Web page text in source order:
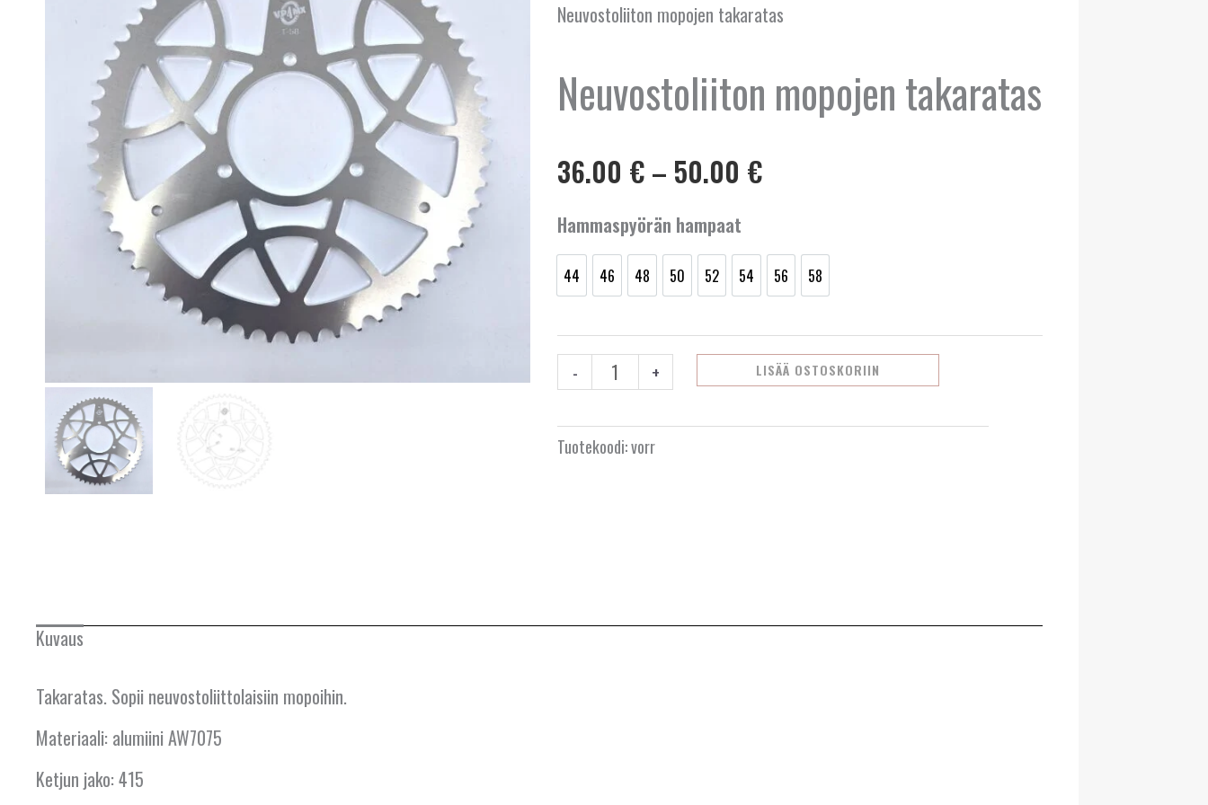
Neuvostoliiton mopojen takaratas
Neuvostoliiton mopojen takaratas
36.00 € – 50.00 €Hintaluokka:
36.00 €
Hammaspyörän hampaat
44
44
46
46
48
48
50
50
52
52
54
54
56
56
58
58
-
Neuvostoliiton
mopojen
takaratas
määrä
+ LISÄÄ OSTOSKORIIN
Tuotekoodi:vorr
Kuvaus
Takaratas. Sopii neuvostoliittolaisiin mopoihin.
Materiaali: alumiini AW7075
Ketjun jako: 415
ESPANJA
HOLLANTI
IRLANTI
ISLANTI
KROATIA
KYPROS
LATVIA